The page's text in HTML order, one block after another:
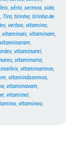
, sério, sermos, sida,
, Tira, tirinha, tirinha de
, verbos, vitamina,
vitaminais, vitaminam,
vitaminaram,
, vitaminarei,
, vitaminaria,
, vitaminarmos,
, vitaminássemos,
, vitaminavam,
, vitaminei,
, vitaminou,